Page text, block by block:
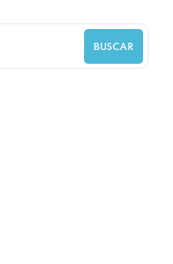
BUSCAR